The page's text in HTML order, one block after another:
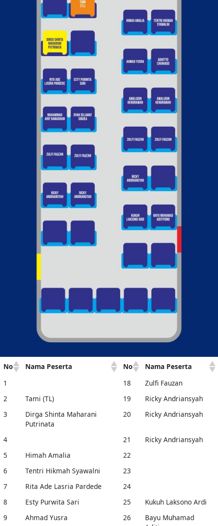
No Nama Peserta No
Nama Peserta
1
18
Zulfi Fauzan
2
Tami (TL) 19
Ricky Andriansyah
3
Dirga Shinta Maharani
Putrinata
20 Ricky Andriansyah
4 21
Ricky Andriansyah
5
Himah Amalia
22
6
Tentri Hikmah Syawalni
23
7
Rita Ade Lasria Pardede
24
8
Esty Purwita Sari 25
Kukuh Laksono Ardi
9
Ahmad Yusra 26
Bayu Muhamad